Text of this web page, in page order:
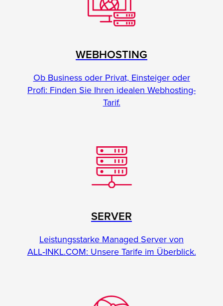
WEBHOSTING
Ob Business oder Privat, Einsteiger oder
Profi: Finden Sie Ihren idealen Webhosting-
Tarif.
SERVER
Leistungsstarke Managed Server von
ALL‑INKL.COM: Unsere Tarife im Überblick.